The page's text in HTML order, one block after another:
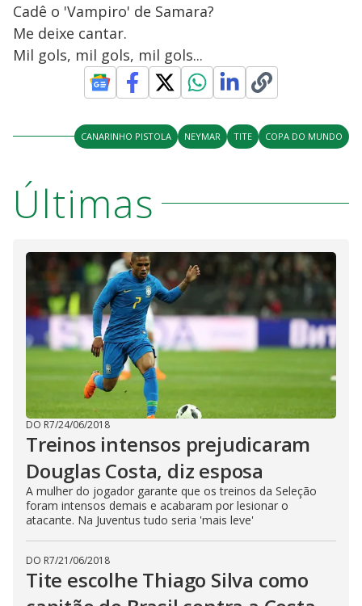
Cadê o 'Vampiro' de Samara?
Me deixe cantar.
Mil gols, mil gols, mil gols...
CANARINHO PISTOLA NEYMAR TITE COPA DO MUNDO
Últimas
DO R7/24/06/2018
Treinos intensos prejudicaram
Douglas Costa, diz esposa
A mulher do jogador garante que os treinos da Seleção
foram intensos demais e acabaram por lesionar o
atacante. Na Juventus tudo seria 'mais leve'
DO R7/21/06/2018
Tite escolhe Thiago Silva como